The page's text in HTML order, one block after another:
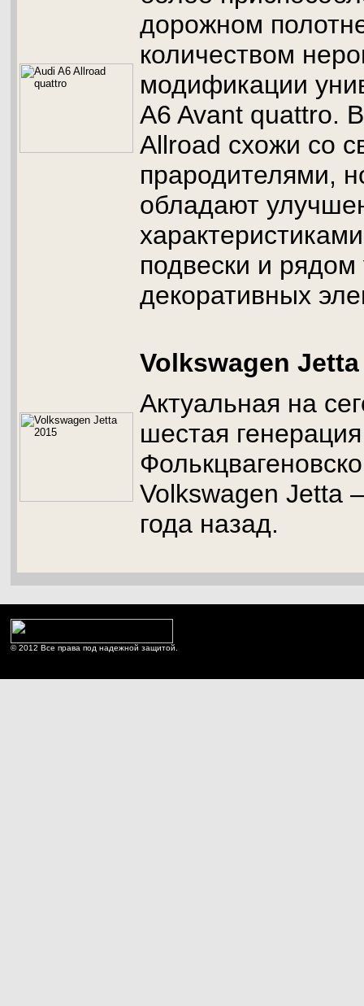
дорожном
количеством
модификации
A6 Avant quattro.
Allroad схожи со
прародителями,
обладают
подвески и
декоративных
Volkswagen Jetta
Актуальная на
шестая
Volkswagen Jetta
года назад.
© 2012 Все права под надежной защитой.